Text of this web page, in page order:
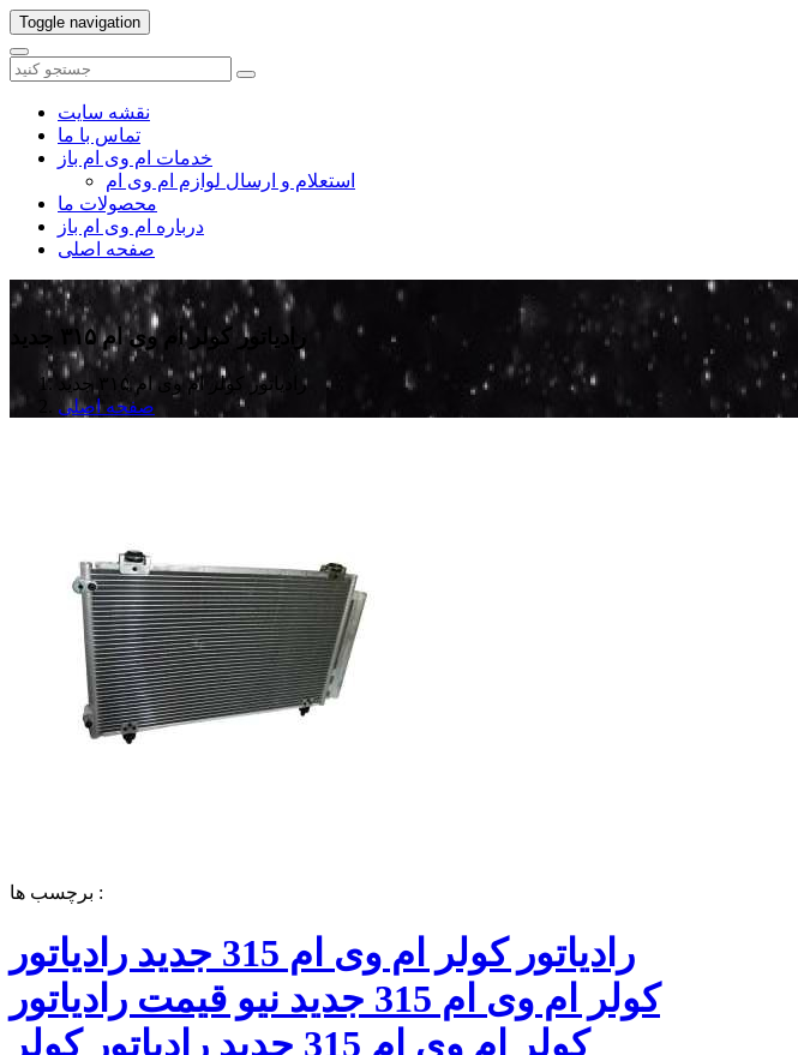
Toggle navigation
نقشه سایت
تماس با ما
خدمات ام وی ام باز
استعلام و ارسال لوازم ام وی ام
محصولات ما
درباره ام وی ام باز
صفحه اصلی
رادیاتور کولر ام وی ام ۳۱۵ جدید
رادیاتور کولر ام وی ام ۳۱۵ جدید
صفحه اصلی
برچسب ها :
رادیاتور کولر ام وی ام 315 جدید رادیاتور
کولر ام وی ام 315 جدید نیو قیمت رادیاتور
کولر ام وی ام 315 جدید رادیاتور کولر